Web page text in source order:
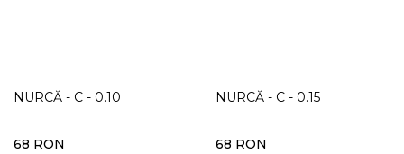
NURCĂ - C - 0.10
68 RON
NURCĂ - C - 0.15
68 RON